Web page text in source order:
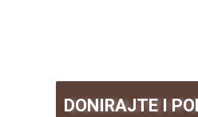
DONIRAJTE I